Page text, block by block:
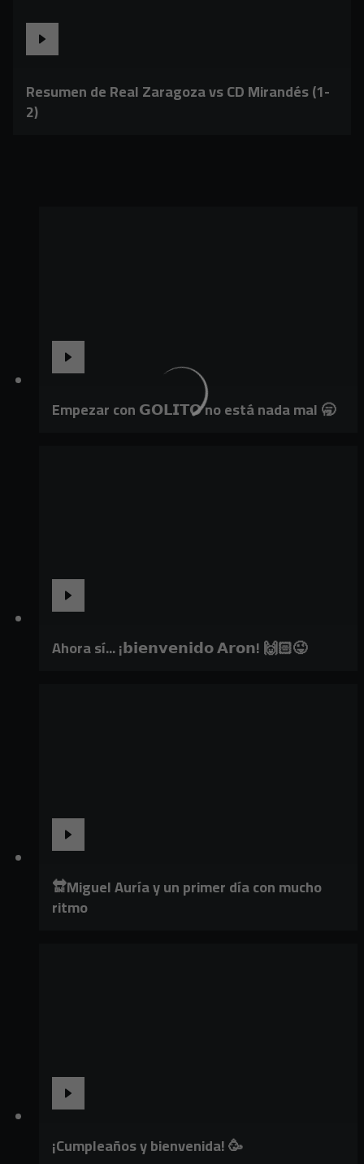
Resumen de Real Zaragoza vs CD Mirandés (1-
2)
Empezar con 𝗚𝗢𝗟𝗜𝗧𝗢 no está nada mal 🥱
Ahora sí... ¡𝗯𝗶𝗲𝗻𝘃𝗲𝗻𝗶𝗱𝗼 𝗔𝗿𝗼𝗻! 🙌🏻😜
🔛Miguel Auría y un primer día con mucho
ritmo
¡Cumpleaños y bienvenida! 🥳